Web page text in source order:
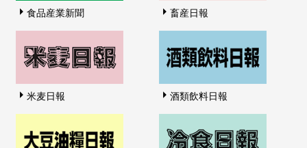
食品産業新聞 畜産日報
米麦日報 酒類飲料日報